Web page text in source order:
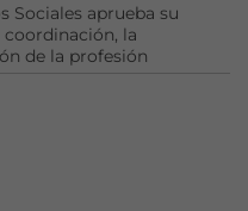
Sociales aprueba su
la
de la profesión
posibilidad de
ver contenido y
ofertas